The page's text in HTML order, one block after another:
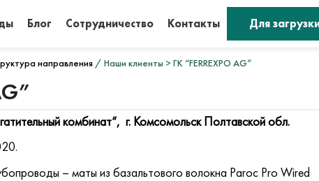
Блог Сотрудничество Контакты Для
направления/ Наши клиенты > ГК “FERREXPO AG”
комбинат“, г. Комсомольск Полтавской обл.
– маты из базальтового волокна Paroc Pro Wired